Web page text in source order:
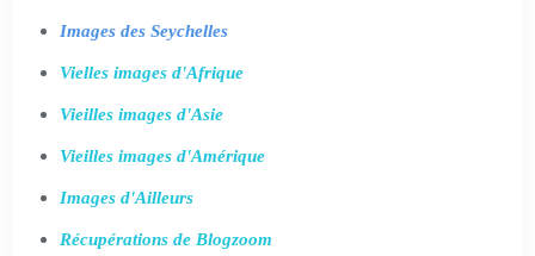
Images des Seychelles
Vielles images d'Afrique
Vieilles images d'Asie
Vieilles images d'Amérique
Images d'Ailleurs
Récupérations de Blogzoom